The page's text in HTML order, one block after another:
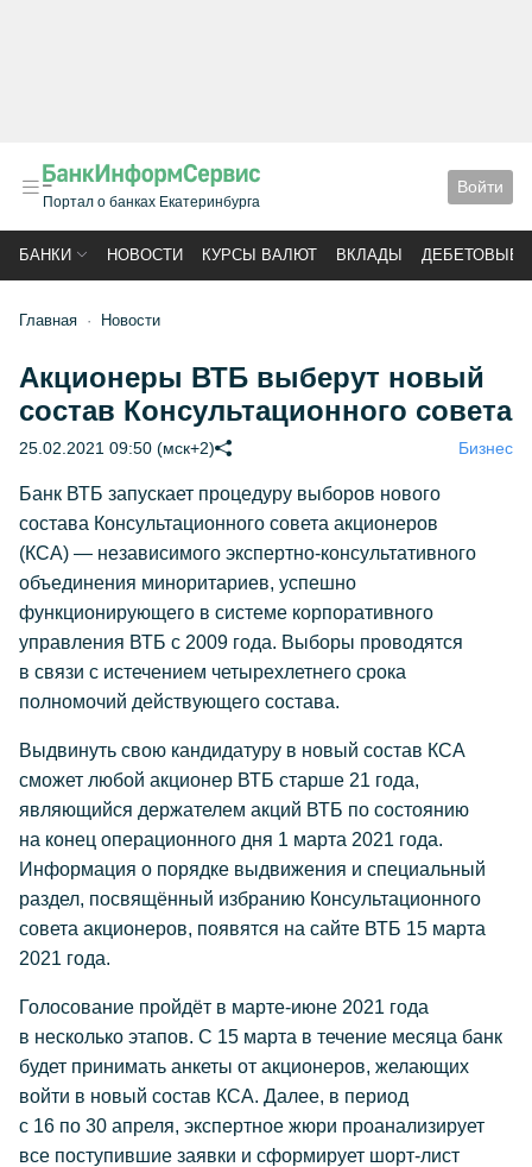
Портал о банках Екатеринбурга
Войти
БАНКИ НОВОСТИ КУРСЫ ВАЛЮТ ВКЛАДЫ ДЕБЕТОВЫЕ
Главная Новости
Акционеры ВТБ выберут новый
состав Консультационного совета
25.02.2021 09:50 (мск+2) Бизнес
Банк ВТБ запускает процедуру выборов нового
состава Консультационного совета акционеров
(КСА) — независимого экспертно-консультативного
объединения миноритариев, успешно
функционирующего в системе корпоративного
управления ВТБ с 2009 года. Выборы проводятся
в связи с истечением четырехлетнего срока
полномочий действующего состава.
Выдвинуть свою кандидатуру в новый состав КСА
сможет любой акционер ВТБ старше 21 года,
являющийся держателем акций ВТБ по состоянию
на конец операционного дня 1 марта 2021 года.
Информация о порядке выдвижения и специальный
раздел, посвящённый избранию Консультационного
совета акционеров, появятся на сайте ВТБ 15 марта
2021 года.
Голосование пройдёт в марте-июне 2021 года
в несколько этапов. С 15 марта в течение месяца банк
будет принимать анкеты от акционеров, желающих
войти в новый состав КСА. Далее, в период
с 16 по 30 апреля, экспертное жюри проанализирует
все поступившие заявки и сформирует шорт-лист